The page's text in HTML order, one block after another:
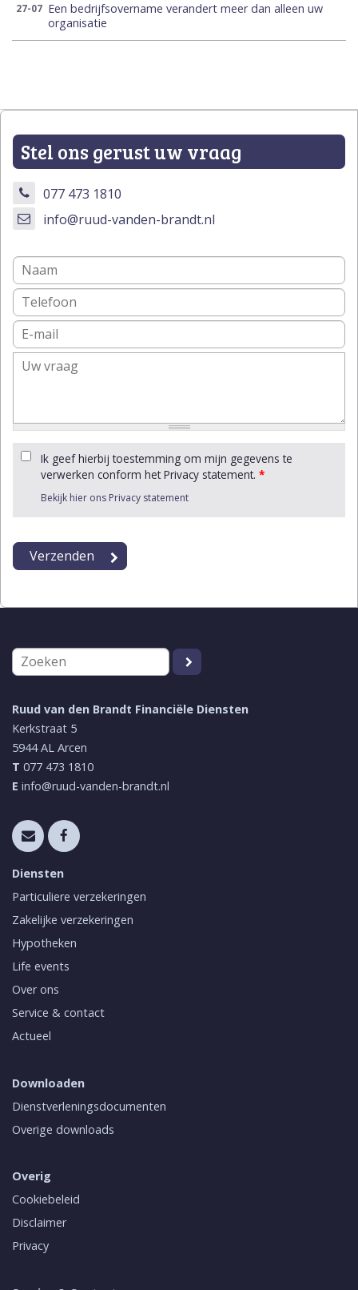
27-07 Een bedrijfsovername verandert meer dan alleen uw
organisatie
Stel ons gerust uw vraag
077 473 1810
info@ruud-vanden-brandt.nl
Ik geef hierbij toestemming om mijn gegevens te
verwerken conform het Privacy statement. *
Bekijk hier ons Privacy statement
Ruud van den Brandt Financiële Diensten
Kerkstraat 5
5944 AL Arcen
T 077 473 1810
E info@ruud-vanden-brandt.nl
Diensten
Particuliere verzekeringen
Zakelijke verzekeringen
Hypotheken
Life events
Over ons
Service & contact
Actueel
Downloaden
Dienstverleningsdocumenten
Overige downloads
Overig
Cookiebeleid
Disclaimer
Privacy